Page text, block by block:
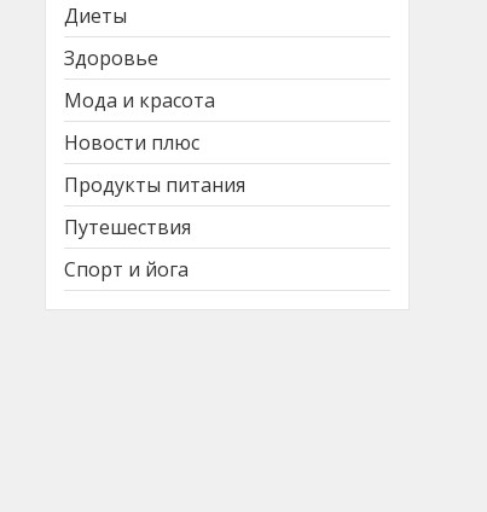
Диеты
Здоровье
Мода и красота
Новости плюс
Продукты питания
Путешествия
Спорт и йога